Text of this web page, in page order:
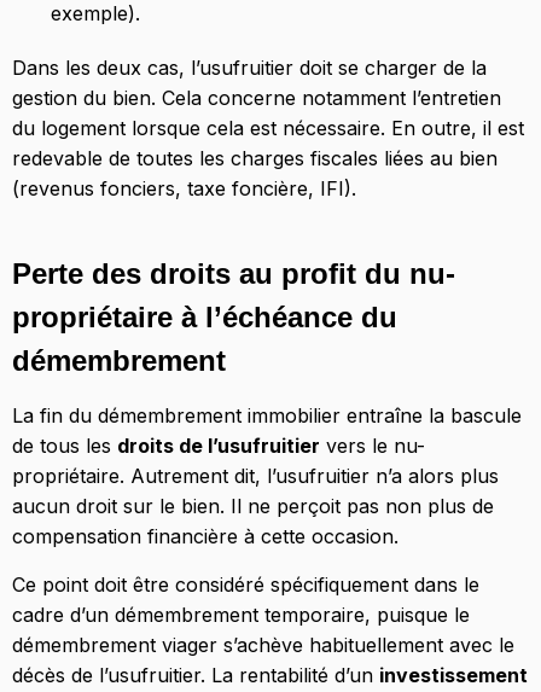
exemple).
Dans les deux cas, l’usufruitier doit se charger de la
gestion du bien. Cela concerne notamment l’entretien
du logement lorsque cela est nécessaire. En outre, il est
redevable de toutes les charges fiscales liées au bien
(revenus fonciers, taxe foncière, IFI).
Perte des droits au profit du nu-
propriétaire à l’échéance du
démembrement
La fin du démembrement immobilier entraîne la bascule
de tous les droits de l’usufruitier vers le nu-
propriétaire. Autrement dit, l’usufruitier n’a alors plus
aucun droit sur le bien. Il ne perçoit pas non plus de
compensation financière à cette occasion.
Ce point doit être considéré spécifiquement dans le
cadre d’un démembrement temporaire, puisque le
démembrement viager s’achève habituellement avec le
décès de l’usufruitier. La rentabilité d’un investissement